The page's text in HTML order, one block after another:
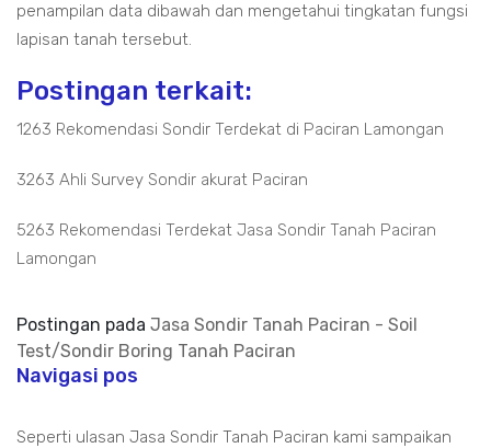
penampilan data dibawah dan mengetahui tingkatan fungsi
lapisan tanah tersebut.
Postingan terkait:
1263 Rekomendasi Sondir Terdekat di Paciran Lamongan
3263 Ahli Survey Sondir akurat Paciran
5263 Rekomendasi Terdekat Jasa Sondir Tanah Paciran
Lamongan
Postingan pada Jasa Sondir Tanah Paciran - Soil
Test/Sondir Boring Tanah Paciran
Navigasi pos
Seperti ulasan Jasa Sondir Tanah Paciran kami sampaikan